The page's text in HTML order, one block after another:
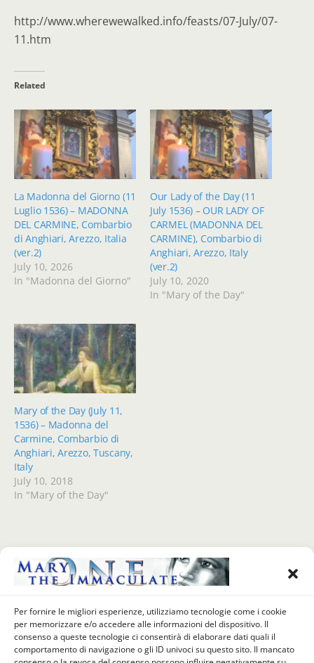
Per fornire le migliori esperienze, utilizziamo tecnologie come i cookie
per memorizzare e/o accedere alle informazioni del dispositivo. Il
consenso a queste tecnologie ci consentirà di elaborare dati quali il
comportamento di navigazione o gli ID univoci su questo sito. Il mancato
http://www.wherewewalked.info/feasts/07-July/07-
11.htm
Related
La Madonna del Giorno (11
Luglio 1536) – MADONNA
DEL CARMINE, Combarbio
di Anghiari, Arezzo, Italia
(ver.2)
July 10, 2026
In "Madonna del Giorno"
Our Lady of the Day (11
July 1536) – OUR LADY OF
CARMEL (MADONNA DEL
CARMINE), Combarbio di
Anghiari, Arezzo, Italy
(ver.2)
July 10, 2020
In "Mary of the Day"
Mary of the Day (July 11,
1536) – Madonna del
Carmine, Combarbio di
Anghiari, Arezzo, Tuscany,
Italy
July 10, 2018
In "Mary of the Day"
Previous Post
1536) - Madonna Del
Carmine, Combarbio Di
Anghiari, Arezzo, Tuscany,
Italy
Next Post
1586) - Sanctuary Of Our
Lady Of Prayer Of Stezzano
(also Called “Our Lady Of The
Fields" – Madonna Dei
Campi), Bergamo, Italy